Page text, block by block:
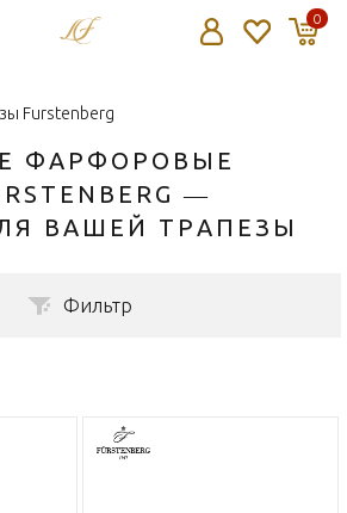
0
Furstenberg
ФАРФОРОВЫЕ
—
ВАШЕЙ ТРАПЕЗЫ
Фильтр